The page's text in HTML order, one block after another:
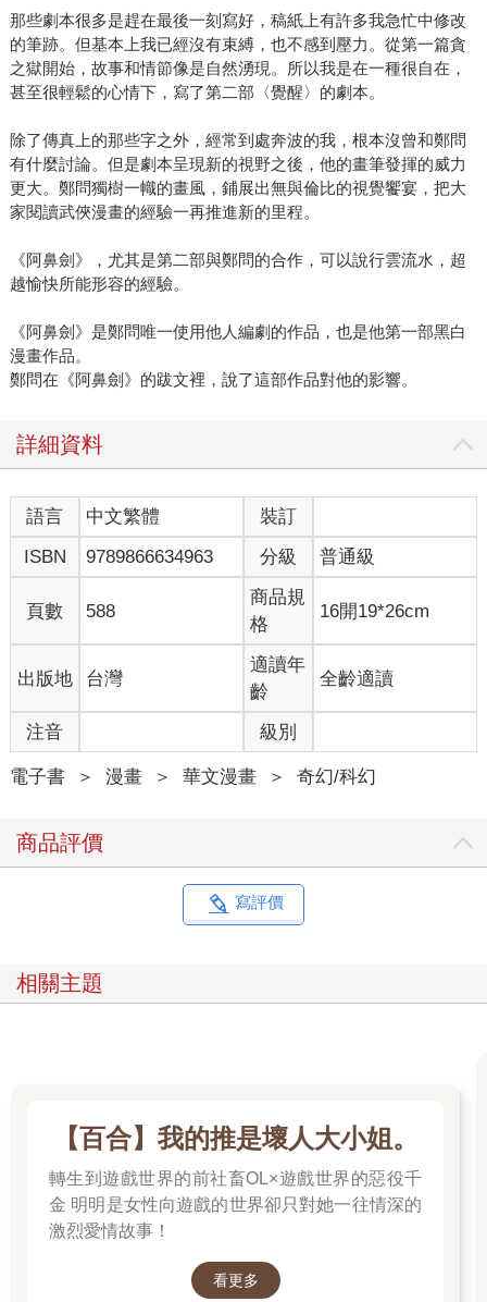
那些劇本很多是趕在最後一刻寫好，稿紙上有許多我急忙中修改
的筆跡。但基本上我已經沒有束縛，也不感到壓力。從第一篇貪
之獄開始，故事和情節像是自然湧現。所以我是在一種很自在，
甚至很輕鬆的心情下，寫了第二部〈覺醒〉的劇本。
除了傳真上的那些字之外，經常到處奔波的我，根本沒曾和鄭問
有什麼討論。但是劇本呈現新的視野之後，他的畫筆發揮的威力
更大。鄭問獨樹一幟的畫風，鋪展出無與倫比的視覺饗宴，把大
家閱讀武俠漫畫的經驗一再推進新的里程。
《阿鼻劍》，尤其是第二部與鄭問的合作，可以說行雲流水，超
越愉快所能形容的經驗。
《阿鼻劍》是鄭問唯一使用他人編劇的作品，也是他第一部黑白
漫畫作品。
鄭問在《阿鼻劍》的跋文裡，說了這部作品對他的影響。
詳細資料
語言 中文繁體
裝訂
ISBN
9789866634963 分級 普通級
頁數 588
商品規
格
16開19*26cm
出版地 台灣
適讀年
齡
全齡適讀
注音 級別
電子書 ＞ 漫畫 ＞ 華文漫畫 ＞ 奇幻/科幻
商品評價
寫評價
相關主題
【百合】我的推是壞人大小姐。
轉生到遊戲世界的前社畜OL×遊戲世界的惡役千
金 明明是女性向遊戲的世界卻只對她一往情深的
激烈愛情故事！
看更多